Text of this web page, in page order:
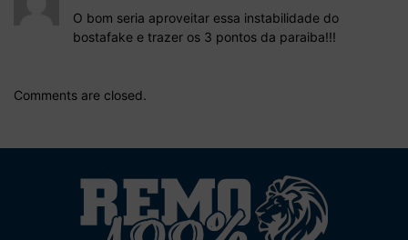
O bom seria aproveitar essa instabilidade do
bostafake e trazer os 3 pontos da paraiba!!!
Comments are closed.